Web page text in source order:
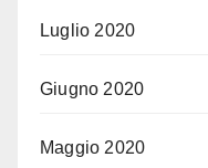
Luglio 2020
Giugno 2020
Maggio 2020